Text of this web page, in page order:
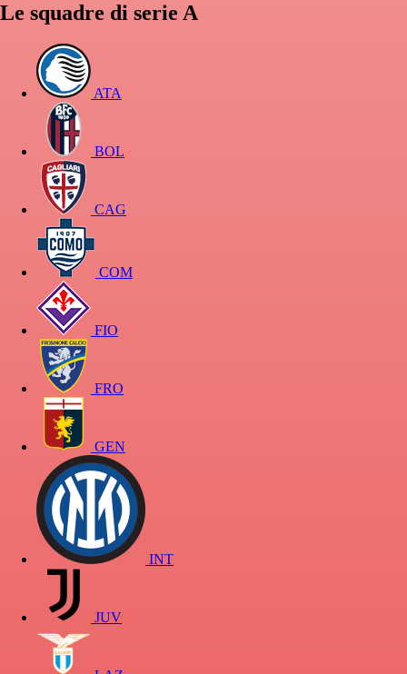
Le squadre di serie A
ATA
BOL
CAG
COM
FIO
FRO
GEN
INT
JUV